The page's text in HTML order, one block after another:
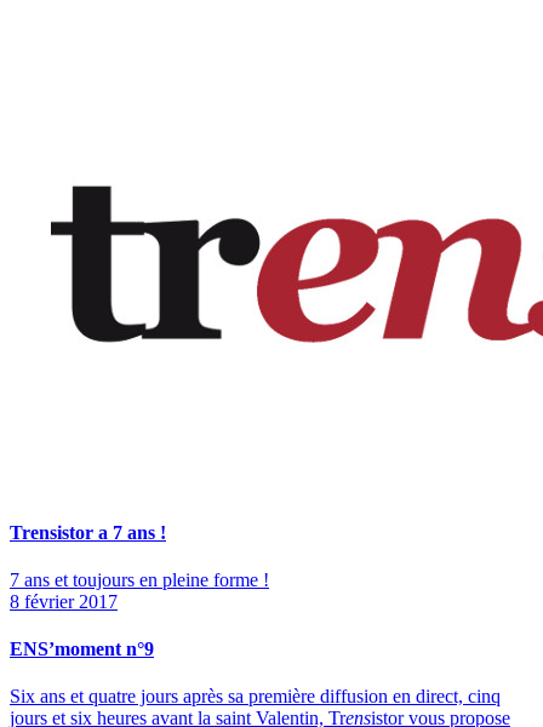
Trensistor a 7 ans !
7 ans et toujours en pleine forme !
8 février 2017
ENS’moment n°9
Six ans et quatre jours après sa première diffusion en direct, cinq
jours et six heures avant la saint Valentin, Trensistor vous propose